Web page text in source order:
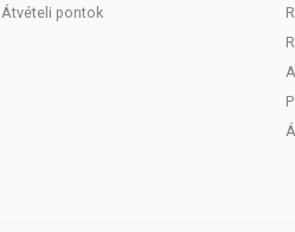
Átvételi pontok